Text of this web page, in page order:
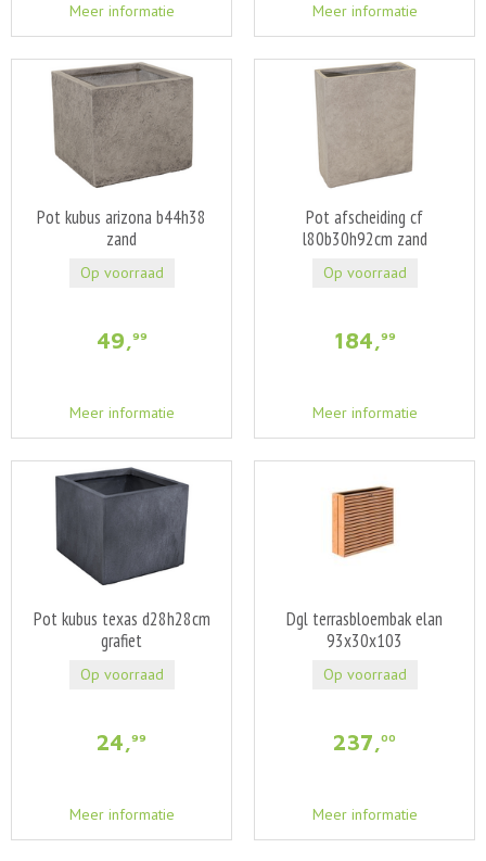
Meer informatie Meer informatie
Pot kubus arizona b44h38
zand
49,99
Meer informatie
Op voorraad
Pot afscheiding cf
l80b30h92cm zand
184,99
Meer informatie
Op voorraad
Pot kubus texas d28h28cm
grafiet
24,99
Meer informatie
Op voorraad
Dgl terrasbloembak elan
93x30x103
237,00
Meer informatie
Op voorraad